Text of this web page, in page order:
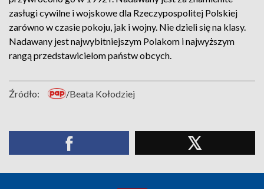
zasługi cywilne i wojskowe dla Rzeczypospolitej Polskiej
zarówno w czasie pokoju, jak i wojny. Nie dzieli się na klasy.
Nadawany jest najwybitniejszym Polakom i najwyższym
rangą przedstawicielom państw obcych.
Źródło: /Beata Kołodziej